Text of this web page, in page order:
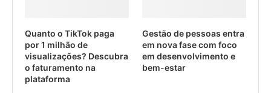
Quanto o TikTok paga
por 1 milhão de
visualizações? Descubra
o faturamento na
plataforma
Gestão de pessoas entra
em nova fase com foco
em desenvolvimento e
bem-estar